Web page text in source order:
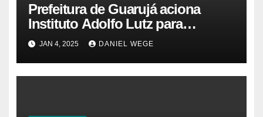
Prefeitura de Guarujá aciona
Instituto Adolfo Lutz para
identificar causas da virose em
moradores e turistas – Notícias
das Praias
JAN 4, 2025 DANIEL WEGE